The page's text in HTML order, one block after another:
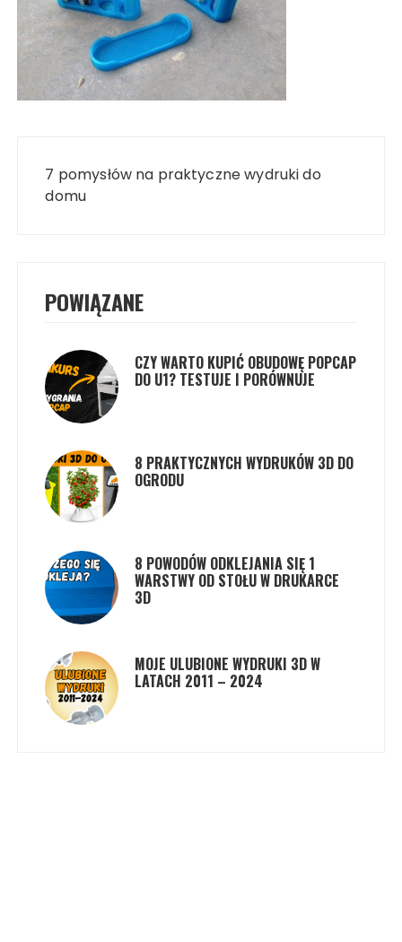
wpisu
7 pomysłów na praktyczne wydruki do
domu
POWIĄZANE
CZY WARTO KUPIĆ OBUDOWĘ POPCAP
DO U1? TESTUJE I PORÓWNUJE
8 PRAKTYCZNYCH WYDRUKÓW 3D DO
OGRODU
8 POWODÓW ODKLEJANIA SIĘ 1
WARSTWY OD STOŁU W DRUKARCE
3D
MOJE ULUBIONE WYDRUKI 3D W
LATACH 2011 – 2024